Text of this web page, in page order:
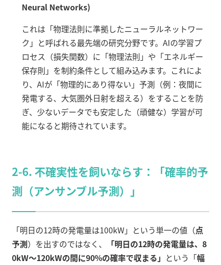
Neural Networks)
これは「物理法則に準拠したニューラルネットワー
ク」と呼ばれる最先端の研究分野です。AIの学習プ
ロセス（損失関数）に「物理法則」や「エネルギー
保存則」を制約条件として組み込みます。これによ
り、AIが「物理的にあり得ない」予測（例：夜間に
発電する、大気圏外日射を超える）をすることを防
ぎ、少ないデータでも安定した（頑健な）学習が可
能になると期待されています。
2-6. 不確実性を飼いならす：「確率的予
測（アンサンブル予測）」
「明日の12時の発電量は100kW」という単一の値（点
予測）を出すのではなく、
「明日の12時の発電量は、8
0kW〜120kWの間に90%の確率で収まる」 という「幅